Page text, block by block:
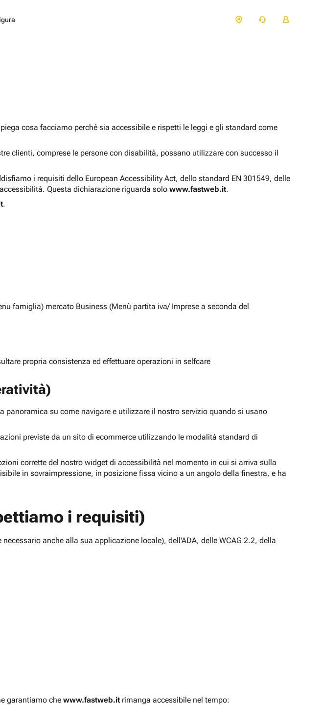
cosa facciamo perché sia accessibile e rispetti le leggi e gli standard come
clienti, comprese le persone con disabilità, possano utilizzare con successo il
i requisiti dello European Accessibility Act, dello standard EN 301549, delle
Questa dichiarazione riguarda solo www.fastweb.it.
.
famiglia) mercato Business (Menù partita iva/ Imprese a seconda del
propria consistenza ed effettuare operazioni in selfcare
panoramica su come navigare e utilizzare il nostro servizio quando si usano
previste da un sito di ecommerce utilizzando le modalità standard di
corrette del nostro widget di accessibilità nel momento in cui si arriva sulla
in sovraimpressione, in posizione fissa vicino a un angolo della finestra, e ha
i requisiti)
anche alla sua applicazione locale), dell'ADA, delle WCAG 2.2, della
garantiamo che www.fastweb.it rimanga accessibile nel tempo: